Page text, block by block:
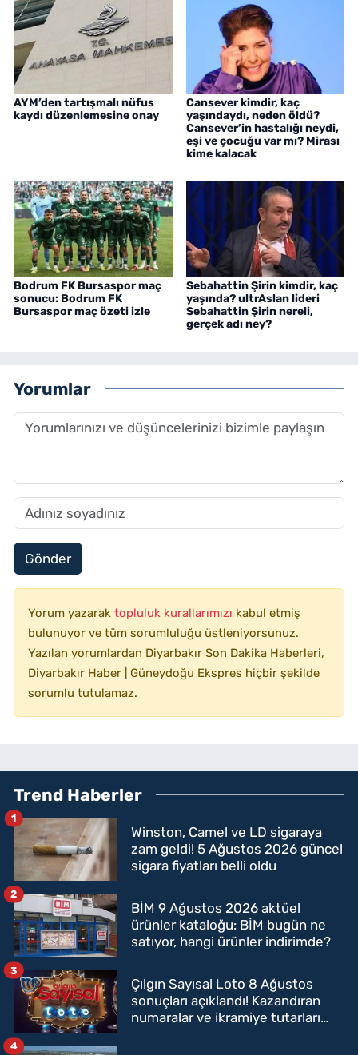
AYM’den tartışmalı nüfus
kaydı düzenlemesine onay
Cansever kimdir, kaç
yaşındaydı, neden öldü?
Cansever’in hastalığı neydi,
eşi ve çocuğu var mı? Mirası
kime kalacak
Bodrum FK Bursaspor maç
sonucu: Bodrum FK
Bursaspor maç özeti izle
Sebahattin Şirin kimdir, kaç
yaşında? ultrAslan lideri
Sebahattin Şirin nereli,
gerçek adı ney?
Yorumlar
Gönder
Yorum yazarak topluluk kurallarımızı kabul etmiş
bulunuyor ve tüm sorumluluğu üstleniyorsunuz.
Yazılan yorumlardan Diyarbakır Son Dakika Haberleri,
Diyarbakır Haber | Güneydoğu Ekspres hiçbir şekilde
sorumlu tutulamaz.
Trend Haberler
Winston, Camel ve LD sigaraya
zam geldi! 5 Ağustos 2026 güncel
sigara fiyatları belli oldu
1
BİM 9 Ağustos 2026 aktüel
ürünler kataloğu: BİM bugün ne
satıyor, hangi ürünler indirimde?
2
Çılgın Sayısal Loto 8 Ağustos
sonuçları açıklandı! Kazandıran
numaralar ve ikramiye tutarları
3
4